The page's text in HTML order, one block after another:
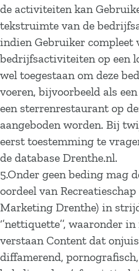
de activiteiten kan
tekstruimte van de
indien Gebruiker compleet
bedrijfsactiviteiten op een
wel toegestaan om deze
voeren, bijvoorbeeld als
een sterrenrestaurant op
aangeboden worden. Bij
eerst toestemming te
de database Drenthe.nl.
5.Onder geen beding mag
oordeel van
Marketing Drenthe) in
‘’nettiquette’’, waaronder
verstaan Content dat
diffamerend,